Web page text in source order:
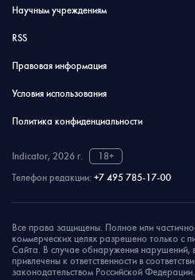
Научным учреждениям
RSS
Правовая информация
Условия использования
Политика конфиденциальности
Indicator, 2026 г.
18+
Телефон редакции: +7 495 785-17-00
Все права защищены. Полное или
коммерческих целях разрешено только с
Сайта. В случае обнаружения нарушений,
привлечены к ответственности в
законодательством Российской Федерации.